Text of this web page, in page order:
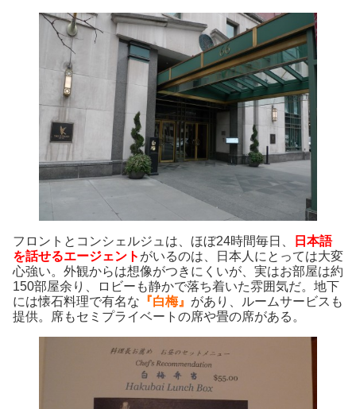
フロントとコンシェルジュは、ほぼ24時間毎日、
日本語
を話せるエージェント がいるのは、日本人にとっては大変
心強い。外観からは想像がつきにくいが、実はお部屋は約
150部屋余り、ロビーも静かで落ち着いた雰囲気だ。地下
には懐石料理で有名な 『白梅』 があり、ルームサービスも
提供。席もセミプライベートの席や畳の席がある。